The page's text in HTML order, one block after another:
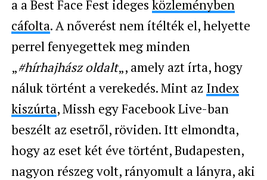
a a Best Face Fest ideges közleményben
cáfolta. A nőverést nem ítélték el, helyette
perrel fenyegettek meg minden
„#hírhajhászoldalt„, amely azt írta, hogy
náluk történt a verekedés. Mint az Index
kiszúrta, Missh egy Facebook Live-ban
beszélt az esetről, röviden. Itt elmondta,
hogy az eset két éve történt, Budapesten,
nagyon részeg volt, rányomult a lányra, aki